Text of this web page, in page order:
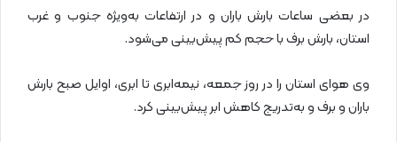
در بعضی ساعات بارش باران و در ارتفاعات به‌ویژه جنوب و غرب
استان، بارش برف با حجم کم پیش‌بینی می‌شود.
وی هوای استان را در روز جمعه، نیمه‌ابری تا ابری، اوایل صبح بارش
باران و برف و به‌تدریج کاهش ابر پیش‌بینی کرد.